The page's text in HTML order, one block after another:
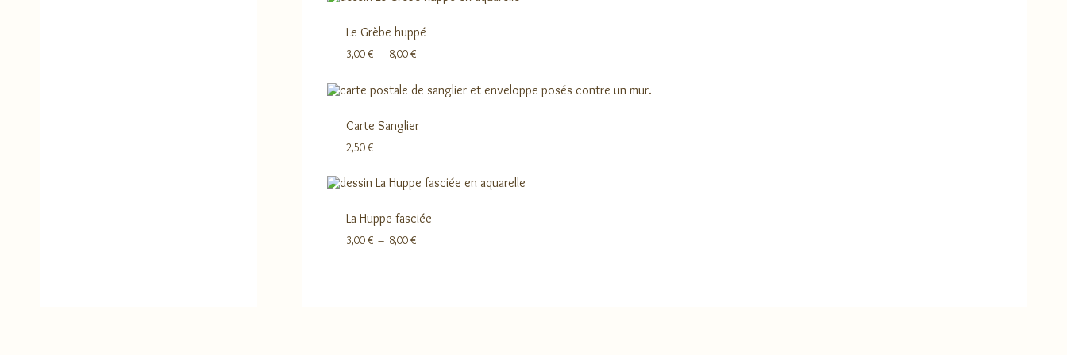
Le Grèbe huppé
3,00€ – 8,00€Plage
3,00 €
Carte Sanglier
2,50€
La Huppe fasciée
3,00€ – 8,00€Plage